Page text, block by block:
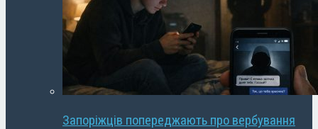
Запоріжців попереджають про вербування